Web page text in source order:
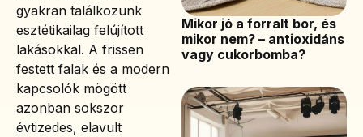
gyakran találkozunk
esztétikailag felújított
lakásokkal. A frissen
festett falak és a modern
kapcsolók mögött
azonban sokszor
évtizedes, elavult
Mikor jó a forralt bor, és
mikor nem? – antioxidáns
vagy cukorbomba?